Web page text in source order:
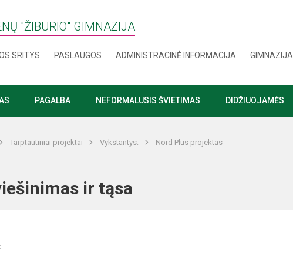
"ŽIBURIO" GIMNAZIJA
SRITYS PASLAUGOS ADMINISTRACINĖ INFORMACIJA GIMNAZIJA
PAGALBA NEFORMALUSIS ŠVIETIMAS DIDŽIUOJAMĖS
Tarptautiniai projektai Vykstantys: Nord Plus projektas
ir tąsa